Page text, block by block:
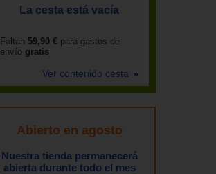
La cesta está vacía
Faltan 59,90 € para gastos de
envío gratis
Ver contenido cesta
Abierto en agosto
Nuestra tienda permanecerá
abierta durante todo el mes